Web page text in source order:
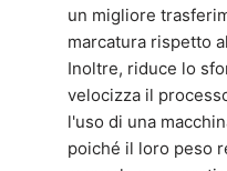
un migliore
marcatura rispetto
Inoltre, riduce lo
velocizza il
l'uso di una
poiché il loro peso